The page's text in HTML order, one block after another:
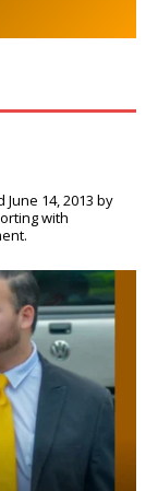
June 14, 2013 by
with